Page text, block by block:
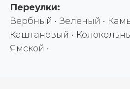
Переулки:
Вербный • Зеленый •
Каштановый •
Ямской •